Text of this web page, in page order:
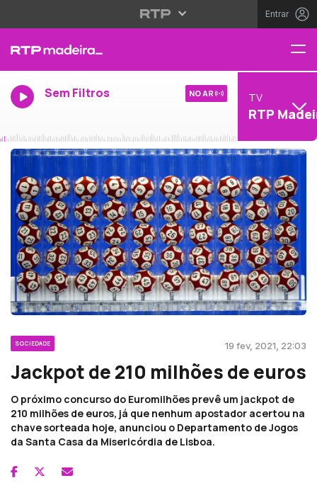
Entrar
Sem Filtros NO AR TV
RTP
SOCIEDADE 19 fev, 2021, 22:03
Jackpot de 210 milhões de euros
O próximo concurso do Euromilhões prevê um jackpot de
210 milhões de euros, já que nenhum apostador acertou na
chave sorteada hoje, anunciou o Departamento de Jogos
da Santa Casa da Misericórdia de Lisboa.